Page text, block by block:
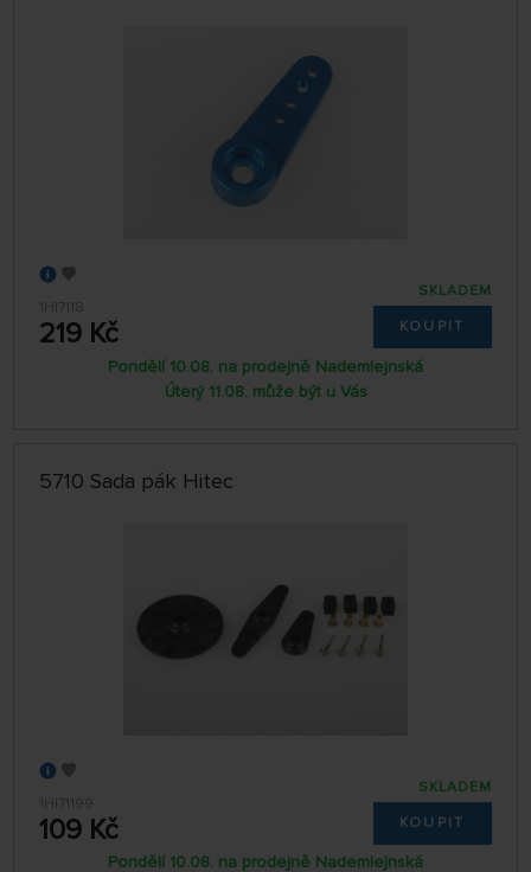
1HI7118
219 Kč
SKLADEM
KOUPIT
Pondělí 10.08. na prodejně Nademlejnská
Úterý 11.08. může být u Vás
5710 Sada pák Hitec
1HI71199
109 Kč
SKLADEM
KOUPIT
Pondělí 10.08. na prodejně Nademlejnská